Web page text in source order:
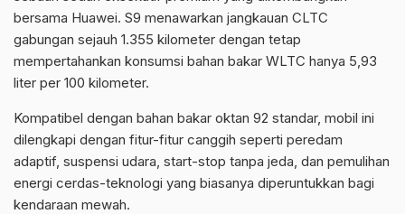
bersama Huawei. S9 menawarkan jangkauan CLTC
gabungan sejauh 1.355 kilometer dengan tetap
mempertahankan konsumsi bahan bakar WLTC hanya 5,93
liter per 100 kilometer.
Kompatibel dengan bahan bakar oktan 92 standar, mobil ini
dilengkapi dengan fitur-fitur canggih seperti peredam
adaptif, suspensi udara, start-stop tanpa jeda, dan pemulihan
energi cerdas-teknologi yang biasanya diperuntukkan bagi
kendaraan mewah.